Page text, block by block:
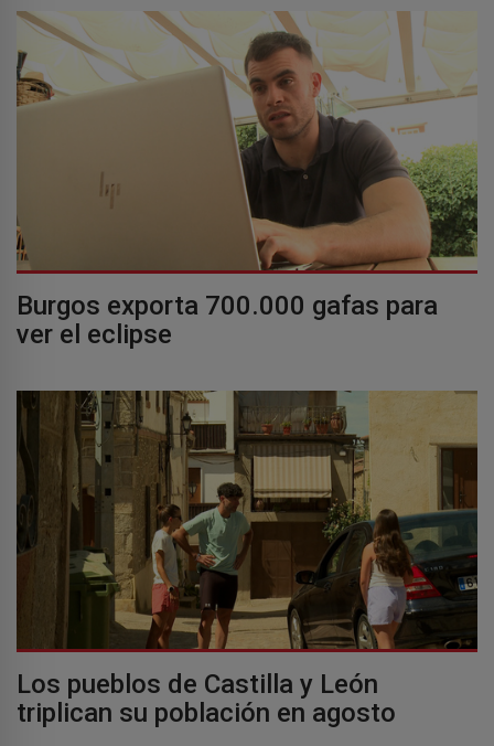
Burgos exporta 700.000 gafas para
ver el eclipse
Los pueblos de Castilla y León
triplican su población en agosto